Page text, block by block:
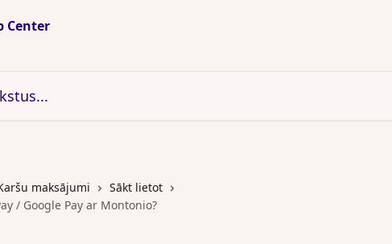
maksājumi
Sākt lietot
/ Google Pay ar Montonio?